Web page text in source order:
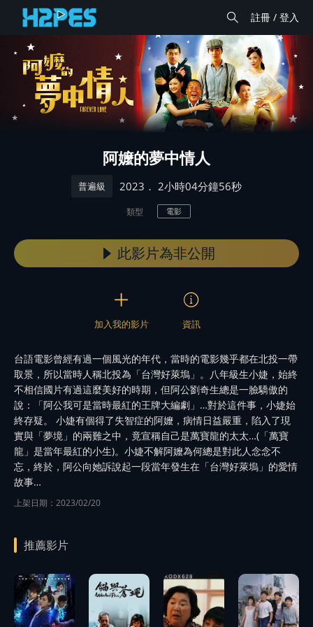
註冊 / 登入
阿嬤的夢中情人
普遍級 2023 ． 2小時04分鐘56秒
類型 電影
此影片為非公開
加入我的影片 資訊
台語電影曾經有過一個風光的年代，當時的電影幾乎都在北投一帶
取景，所以當時人稱北投為「台灣好萊塢」。八年級生小婕，始終
不相信國片有過這麼美好的時期，但阿公劉奇生總是一臉驕傲的
說：「阿公我可是當時最紅的王牌大編劇」…對於這件事，小婕始
終存疑。 小婕有個得了失智症的阿嬤，病情日益嚴重，陷入了現
實與「夢境」的兩難之中，竟宣稱自己是萬寶龍的太太…(「萬寶
龍」是當年最紅的小生)。小婕不解阿嬤為何總是對此人念念不
忘，終於，阿公向她訴說起一段當年發生在「台灣好萊塢」的愛情
故事…
上架日期：2023/02/20
推薦影片
播
放
播
放
放
播
放